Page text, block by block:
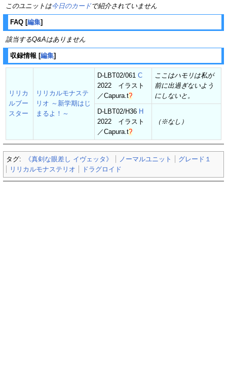
このユニットは今日のカードで紹介されていません
FAQ [編集]
該当するQ&Aはありません
収録情報 [編集]
リリカ
ルブー
スター
リリカルモナステ
リオ ～新学期はじ
まるよ！～
D-LBT02/061 C
2022 イラスト
／Capura.t?
ここはハモリは私が
前に出過ぎないよう
にしないと。
D-LBT02/H36 H
2022 イラスト
／Capura.t?
（※なし）
タグ: 《真剣な眼差し イヴェッタ》 ノーマルユニット
グレード１
リリカルモナステリオ
ドラグロイド